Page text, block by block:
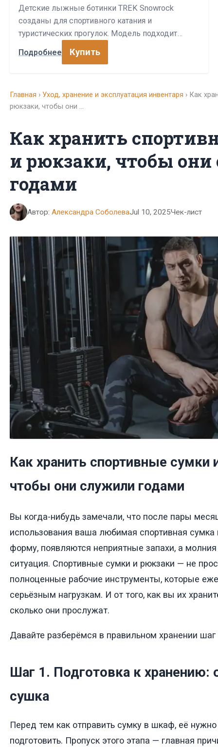
Детские лыжные ботинки TREK Snowrock
созданы для спортивного катания и
туристических прогулок. Модель подходит…
Подробнее Купить
Главная › Уход, хранение и эксплуатация инвентаря › Как
рюкзаки, чтобы они …
Как хранить
и рюкзаки, чтобы
годами
Автор: Александра СоболеваJul 10, 2025Чек-лист
Как хранить спортивные сумки
чтобы они служили годами
Вы когда-нибудь замечали, что после пары
использования ваша любимая спортивная сумка
форму, появляются неприятные запахи, а
ситуация. Спортивные сумки и рюкзаки — не
полноценные рабочие инструменты, которые
серьёзным нагрузкам. И от того, как вы их
сколько они прослужат.
Давайте разберёмся в правильном хранении
Шаг 1. Подготовка к хранению:
сушка
Перед тем как отправить сумку в шкаф, её
подготовить. Пропуск этого этапа — главная